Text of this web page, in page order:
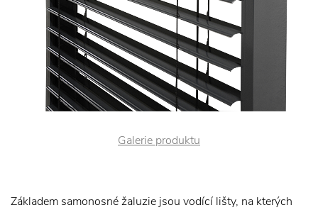
Galerie produktu
Základem samonosné žaluzie jsou vodící lišty, na kterých